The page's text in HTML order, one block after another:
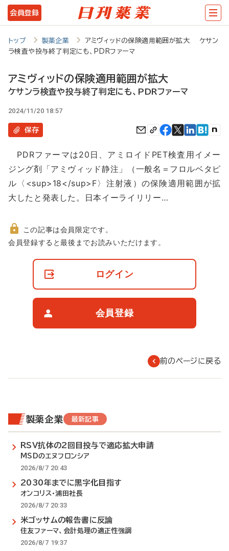
メ
イ
ン
テ
ツ
に
動
会員登録
トップ 製薬企業
アミヴィッドの保険適用範囲が拡大 ケサン
ラ検査や投与終了判定にも、PDRファーマ
アミヴィッドの保険適用範囲が拡大
ケサンラ検査や投与終了判定にも、PDRファーマ
2024/11/20 18:57
保存
PDRファーマは20日、アミロイドPET検査用イメー
ジング剤「アミヴィッド静注」（一般名＝フロルベタピ
ル〈<sup>18</sup>F〉注射液）の保険適用範囲が拡
大したと発表した。日本イーライリリー…
非
この記事は会員限定です。
会員登録すると最後までお読みいただけます。
ログイン
会員登録
前のページに戻る
製薬企業 最新記事
RSV抗体の2回目投与で適応拡大申請
MSDのエヌフロンシア
2026/8/7 20:43
2030年までに黒字化目指す
オンコリス・浦田社長
2026/8/7 20:33
米ゴッサムの報告書に反論
住友ファーマ、会計処理の適正性強調
2026/8/7 19:37